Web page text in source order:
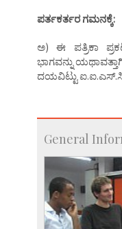
ಪರ್ತಕರ್ತರ ಗಮನಕ್ಕೆ:
ಅ) ಈ ಪತ್ರಿಕಾ
ಭಾಗವನ್ನು
ದಯವಿಟ್ಟು
General